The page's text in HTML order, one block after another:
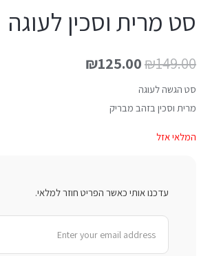
סט מרית וסכין לעוגה
₪149.00
₪125.00
סט הגשה לעוגה
מרית וסכין בזהב מבריק
המלאי אזל
עדכנו אותי כאשר הפריט חוזר למלאי.